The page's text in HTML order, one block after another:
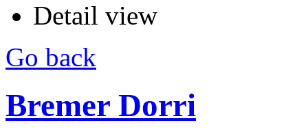
Detail view
Go back
Bremer Dorri